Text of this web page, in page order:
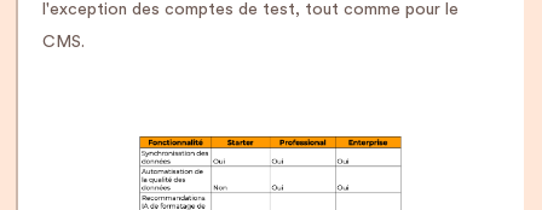
l'exception des comptes de test, tout comme pour le
CMS.